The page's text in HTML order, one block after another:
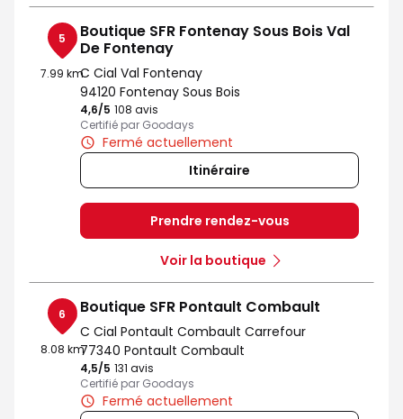
5
7.99 km
Boutique SFR Fontenay Sous Bois Val
De Fontenay
C Cial Val Fontenay
94120 Fontenay Sous Bois
4,6/5 Note de 4.6 sur 5
108 avis
Certifié par Goodays
Fermé actuellement
Itinéraire
Prendre rendez-vous
Voir la boutique
6
8.08 km
Boutique SFR Pontault Combault
C Cial Pontault Combault Carrefour
77340 Pontault Combault
4,5/5 Note de 4.5 sur 5
131 avis
Certifié par Goodays
Fermé actuellement